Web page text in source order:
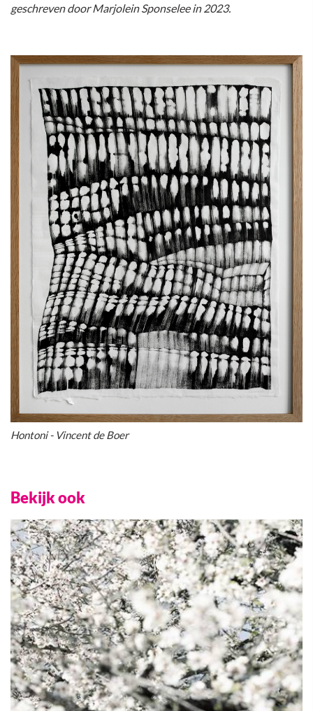
geschreven door Marjolein Sponselee in 2023.
Hontoni - Vincent de Boer
Bekijk ook
blog